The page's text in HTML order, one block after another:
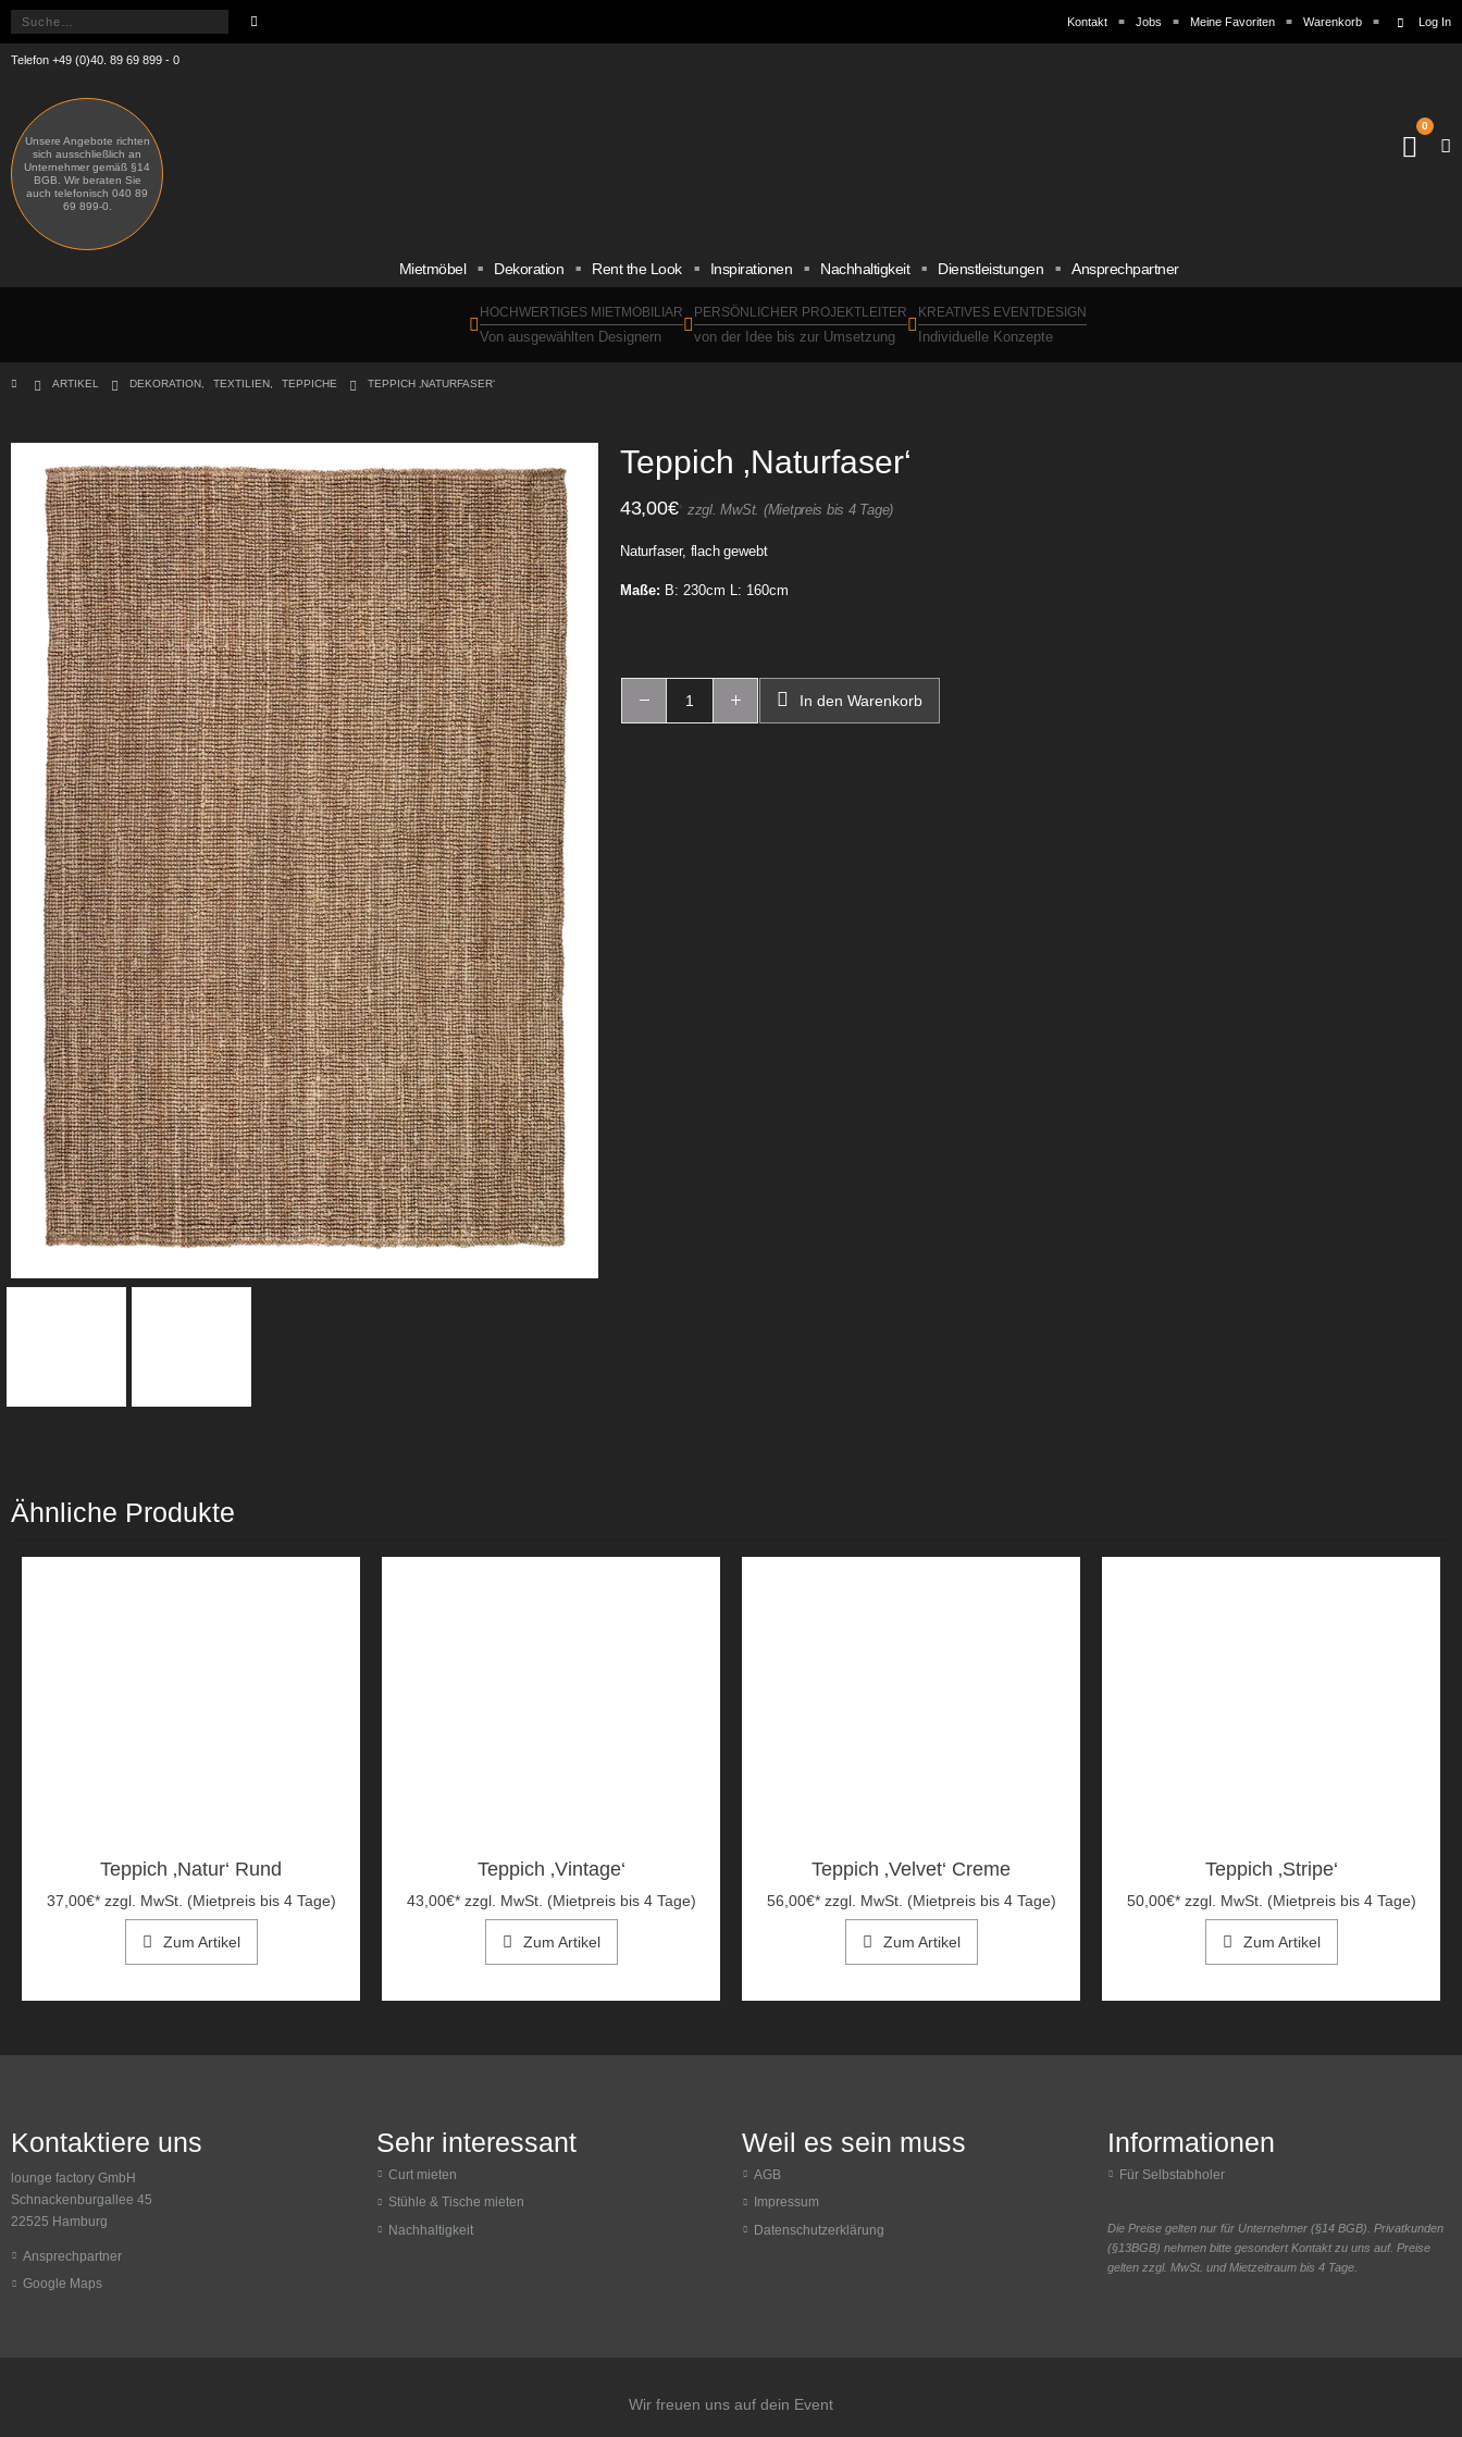
Kontakt Jobs Meine Favoriten Warenkorb Log In
Telefon +49 (0)40. 89 69 899 - 0
0
Mietmöbel Dekoration Rent the Look Inspirationen Nachhaltigkeit Dienstleistungen Ansprechpartner
Unsere Angebote richten
sich ausschließlich an
Unternehmer gemäß §14
BGB. Wir beraten Sie
auch telefonisch 040 89
69 899-0.
HOCHWERTIGES MIETMOBILIAR
Von ausgewählten Designern
PERSÖNLICHER PROJEKTLEITER
von der Idee bis zur Umsetzung
KREATIVES EVENTDESIGN
Individuelle Konzepte
ARTIKEL DEKORATION, TEXTILIEN, TEPPICHE TEPPICH ‚NATURFASER‘
Teppich ‚Naturfaser‘
43,00€* zzgl. MwSt. (Mietpreis bis 4 Tage)
Naturfaser, flach gewebt
Maße: B: 230cm L: 160cm
In den Warenkorb
Ähnliche Produkte
Teppich ‚Natur‘ Rund
37,00€* zzgl. MwSt. (Mietpreis bis 4 Tage)
Zum Artikel
Teppich ‚Vintage‘
43,00€* zzgl. MwSt. (Mietpreis bis 4 Tage)
Zum Artikel
Teppich ‚Velvet‘ Creme
56,00€* zzgl. MwSt. (Mietpreis bis 4 Tage)
Zum Artikel
Teppich ‚Stripe‘
50,00€* zzgl. MwSt. (Mietpreis bis 4 Tage)
Zum Artikel
Kontaktiere uns
lounge factory GmbH
Schnackenburgallee 45
22525 Hamburg
Ansprechpartner
Google Maps
Sehr interessant
Curt mieten
Stühle & Tische mieten
Nachhaltigkeit
Weil es sein muss
AGB
Impressum
Datenschutzerklärung
Informationen
Für Selbstabholer
Die Preise gelten nur für Unternehmer (§14 BGB). Privatkunden
(§13BGB) nehmen bitte gesondert Kontakt zu uns auf. Preise
gelten zzgl. MwSt. und Mietzeitraum bis 4 Tage.
Wir freuen uns auf dein Event